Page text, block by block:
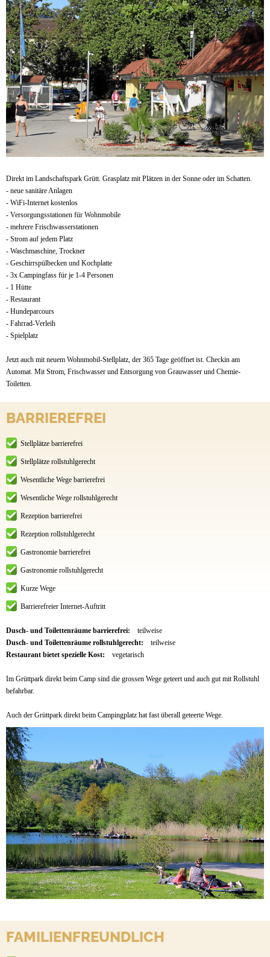
Direkt im Landschaftspark Grütt. Grasplatz mit Plätzen in der Sonne oder im Schatten.
- neue sanitäre Anlagen
- WiFi-Internet kostenlos
- Versorgungsstationen für Wohnmobile
- mehrere Frischwasserstationen
- Strom auf jedem Platz
- Waschmaschine, Trockner
- Geschirrspülbecken und Kochplatte
- 3x Campingfass für je 1-4 Personen
- 1 Hütte
- Restaurant
- Hundeparcours
- Fahrrad-Verleih
- Spielplatz
Jetzt auch mit neuem Wohnmobil-Stellplatz, der 365 Tage geöffnet ist. Checkin am
Automat. Mit Strom, Frischwasser und Entsorgung von Grauwasser und Chemie-
Toiletten.
BARRIEREFREI
Stellplätze barrierefrei
Stellplätze rollstuhlgerecht
Wesentliche Wege barrierefrei
Wesentliche Wege rollstuhlgerecht
Rezeption barrierefrei
Rezeption rollstuhlgerecht
Gastronomie barrierefrei
Gastronomie rollstuhlgerecht
Kurze Wege
Barrierefreier Internet-Auftritt
Dusch- und Toilettenräume barrierefrei:
teilweise
Dusch- und Toilettenräume rollstuhlgerecht:
teilweise
Restaurant bietet spezielle Kost:
vegetarisch
Im Grüttpark direkt beim Camp sind die grossen Wege geteert und auch gut mit Rollstuhl
befahrbar.
Auch der Grüttpark direkt beim Campingplatz hat fast überall geteerte Wege.
FAMILIENFREUNDLICH